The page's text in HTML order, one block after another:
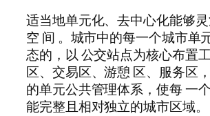
适当地单元化、去中心化能够
空 间 。城市中的每一个城市单
态的，以 公交站点为核心布置
区、交易区、游憩 区、服务区
的单元公共管理体系，使每 一
能完整且相对独立的城市区域。